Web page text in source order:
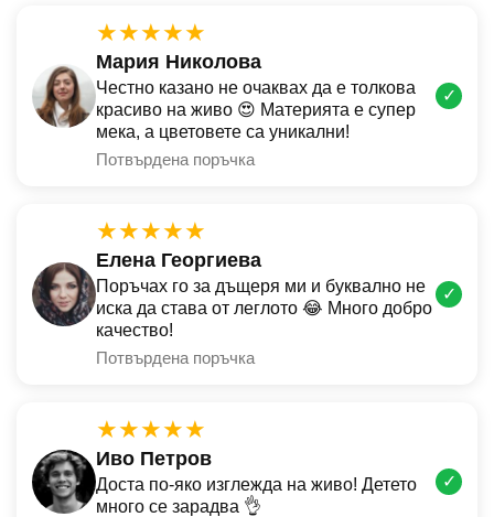
★★★★★
Мария Николова
Честно казано не очаквах да е толкова
красиво на живо 😍 Материята е супер
мека, а цветовете са уникални!
Потвърдена поръчка
✓
★★★★★
Елена Георгиева
Поръчах го за дъщеря ми и буквално не
иска да става от леглото 😂 Много добро
качество!
Потвърдена поръчка
✓
★★★★★
Иво Петров
Доста по-яко изглежда на живо! Детето
много се зарадва 👌
✓